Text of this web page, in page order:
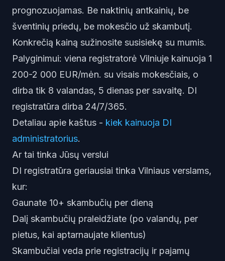
prognozuojamas. Be naktinių antkainių, be
šventinių priedų, be mokesčio už skambutį.
Konkrečią kainą sužinosite susisiekę su mumis.
Palyginimui: viena registratorė Vilniuje kainuoja 1
200-2 000 EUR/mėn. su visais mokesčiais, o
dirba tik 8 valandas, 5 dienas per savaitę. DI
registratūra dirba 24/7/365.
Detaliau apie kaštus - kiek kainuoja DI
administratorius.
Ar tai tinka Jūsų verslui
DI registratūra geriausiai tinka Vilniaus verslams,
kur:
Gaunate 10+ skambučių per dieną
Dalį skambučių praleidžiate (po valandų, per
pietus, kai aptarnaujate klientus)
Skambučiai veda prie registracijų ir pajamų